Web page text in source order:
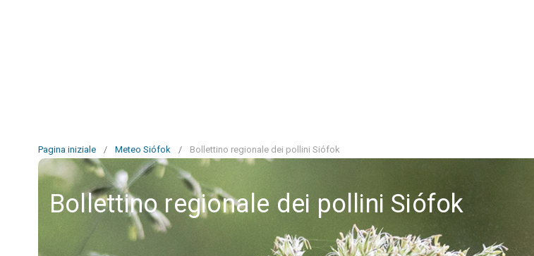
Pagina iniziale / Meteo Siófok / Bollettino regionale dei pollini Siófok
Bollettino regionale dei pollini Siófok